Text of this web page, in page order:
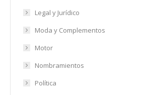
Legal y Jurídico
Moda y Complementos
Motor
Nombramientos
Política